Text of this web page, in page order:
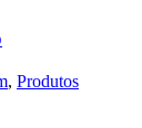
, Produtos